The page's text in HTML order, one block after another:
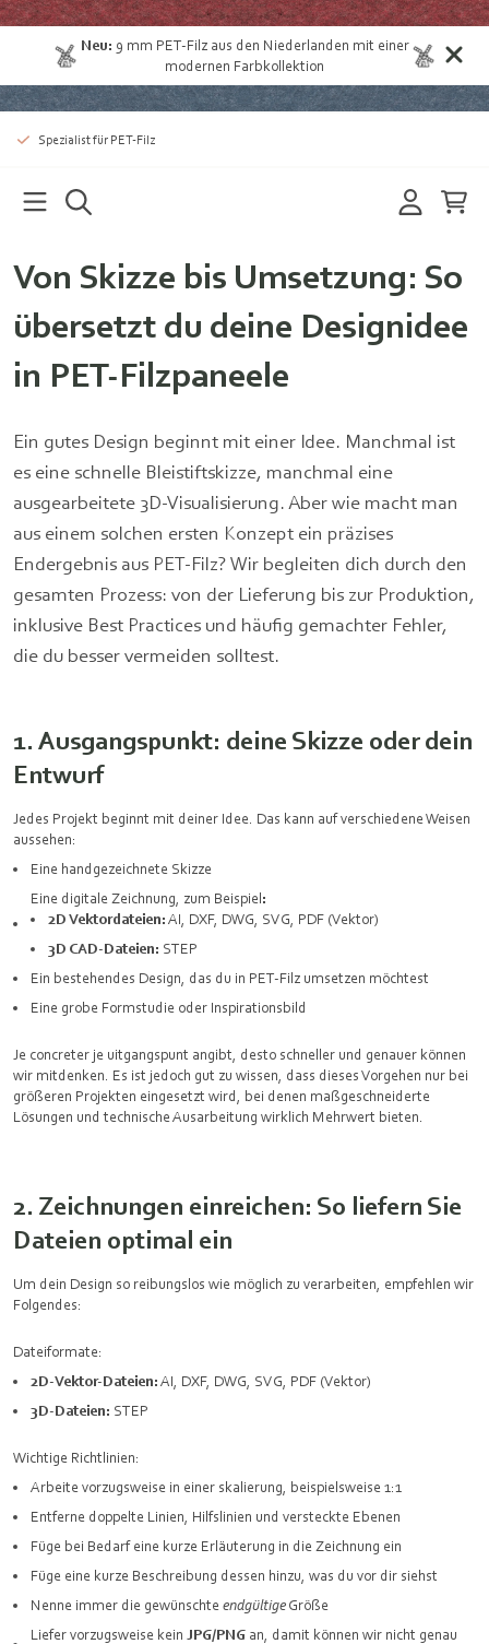
Neu: 9 mm PET-Filz aus den Niederlanden mit einer
modernen Farbkollektion
Spezialist für PET-Filz
Von Skizze bis Umsetzung: So
übersetzt du deine Designidee
in PET-Filzpaneele
Ein gutes Design beginnt mit einer Idee. Manchmal ist
es eine schnelle Bleistiftskizze, manchmal eine
ausgearbeitete 3D-Visualisierung. Aber wie macht man
aus einem solchen ersten Konzept ein präzises
Endergebnis aus PET-Filz? Wir begleiten dich durch den
gesamten Prozess: von der Lieferung bis zur Produktion,
inklusive Best Practices und häufig gemachter Fehler,
die du besser vermeiden solltest.
1. Ausgangspunkt: deine Skizze oder dein
Entwurf
Jedes Projekt beginnt mit deiner Idee. Das kann auf verschiedene Weisen
aussehen:
Eine handgezeichnete Skizze
Eine digitale Zeichnung, zum Beispiel:
2D Vektordateien:AI, DXF, DWG, SVG, PDF (Vektor)
3D CAD‑Dateien: STEP
Ein bestehendes Design, das du in PET‑Filz umsetzen möchtest
Eine grobe Formstudie oder Inspirationsbild
Je concreter je uitgangspunt angibt, desto schneller und genauer können
wir mitdenken. Es ist jedoch gut zu wissen, dass dieses Vorgehen nur bei
größeren Projekten eingesetzt wird, bei denen maßgeschneiderte
Lösungen und technische Ausarbeitung wirklich Mehrwert bieten.
2. Zeichnungen einreichen: So liefern Sie
Dateien optimal ein
Um dein Design so reibungslos wie möglich zu verarbeiten, empfehlen wir
Folgendes:
Dateiformate:
2D-Vektor-Dateien:AI, DXF, DWG, SVG, PDF (Vektor)
3D-Dateien: STEP
Wichtige Richtlinien:
Arbeite vorzugsweise in einer skalierung, beispielsweise 1:1
Entferne doppelte Linien, Hilfslinien und versteckte Ebenen
Füge bei Bedarf eine kurze Erläuterung in die Zeichnung ein
Füge eine kurze Beschreibung dessen hinzu, was du vor dir siehst
Nenne immer die gewünschte endgültigeGröße
Liefer vorzugsweise kein JPG/PNG an, damit können wir nicht genau